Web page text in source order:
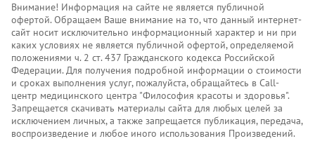
Внимание! Информация на сайте не является публичной
офертой. Обращаем Ваше внимание на то, что данный интернет-
сайт носит исключительно информационный характер и ни при
каких условиях не является публичной офертой, определяемой
положениями ч. 2 ст. 437 Гражданского кодекса Российской
Федерации. Для получения подробной информации о стоимости
и сроках выполнения услуг, пожалуйста, обращайтесь в Call-
центр медицинского центра "Философия красоты и здоровья".
Запрещается скачивать материалы сайта для любых целей за
исключением личных, а также запрещается публикация, передача,
воспроизведение и любое иного использования Произведений.